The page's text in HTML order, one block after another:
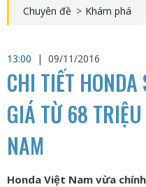
Chuyên đề > Khám phá
13:00
| 09/11/2016
CHI TIẾT
GIÁ TỪ 68
NAM
Honda Việt Nam vừa